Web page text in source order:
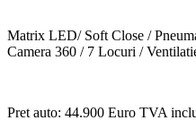
Matrix LED/ Soft Close /
Camera 360 / 7 Locuri /
Pret auto: 44.900 Euro TVA